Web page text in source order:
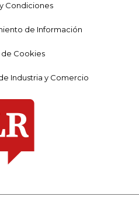
Condiciones
de Información
Cookies
Industria y Comercio